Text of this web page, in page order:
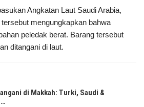
Angkatan Laut Saudi Arabia,
mengungkapkan bahwa
peledak berat. Barang tersebut
ditangani di laut.
di Makkah: Turki, Saudi &